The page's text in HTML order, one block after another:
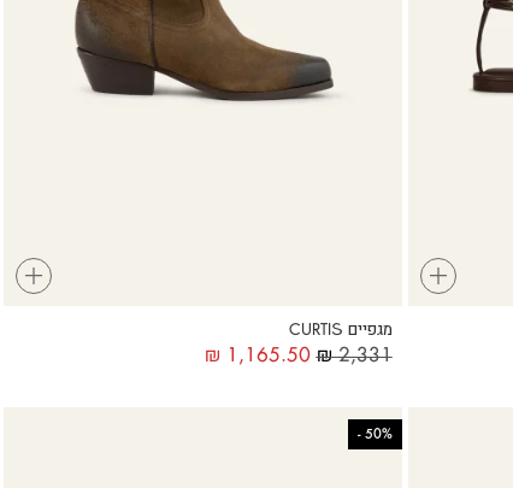
+
+
מגפיים CURTIS
₪2,331
₪ 1,165.50
50%
-